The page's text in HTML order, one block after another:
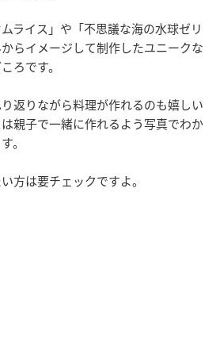
ライス」や「不思議な海の水球ゼリ
らイメージして制作したユニークな
ろです。
返りながら料理が作れるのも嬉しい
親子で一緒に作れるよう写真でわか
。
方は要チェックですよ。